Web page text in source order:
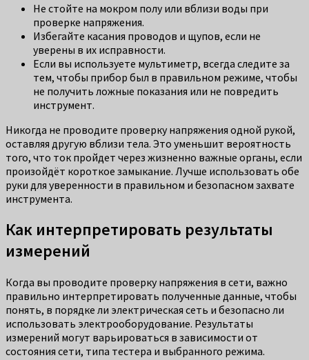
Не стойте на мокром полу или вблизи воды при
проверке напряжения.
Избегайте касания проводов и щупов, если не
уверены в их исправности.
Если вы используете мультиметр, всегда следите за
тем, чтобы прибор был в правильном режиме, чтобы
не получить ложные показания или не повредить
инструмент.
Никогда не проводите проверку напряжения одной рукой,
оставляя другую вблизи тела. Это уменьшит вероятность
того, что ток пройдет через жизненно важные органы, если
произойдёт короткое замыкание. Лучше использовать обе
руки для уверенности в правильном и безопасном захвате
инструмента.
Как интерпретировать результаты
измерений
Когда вы проводите проверку напряжения в сети, важно
правильно интерпретировать полученные данные, чтобы
понять, в порядке ли электрическая сеть и безопасно ли
использовать электрооборудование. Результаты
измерений могут варьироваться в зависимости от
состояния сети, типа тестера и выбранного режима.